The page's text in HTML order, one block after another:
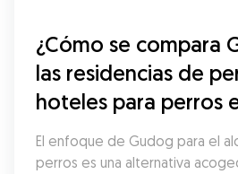
¿Cómo se compara
las residencias de
hoteles para perros
El enfoque de Gudog para el
perros es una alternativa